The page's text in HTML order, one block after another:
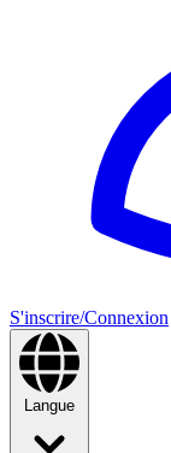
S'inscrire/Connexion
Langue